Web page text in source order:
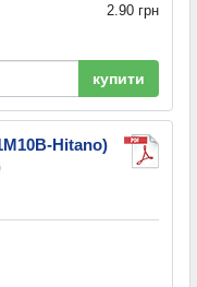
2.90 грн
купити
Hitano)